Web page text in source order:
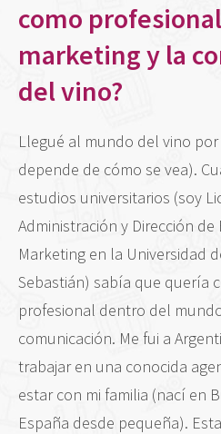
como
marketing y la
del vino?
Llegué al mundo del vino
depende de cómo se vea).
estudios universitarios (soy
Administración y Dirección
Marketing en la Universidad
Sebastián) sabía que quería
profesional dentro del
comunicación. Me fui a
trabajar en una conocida
estar con mi familia (nací en
España desde pequeña).